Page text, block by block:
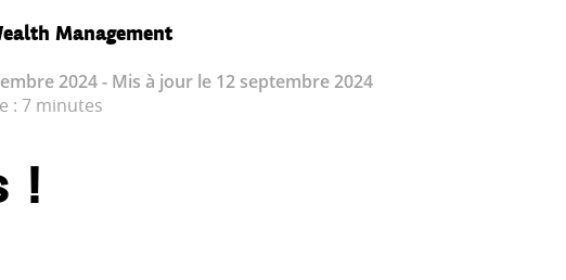
Management
2024 - Mis à jour le 12 septembre 2024
: 7 minutes
!